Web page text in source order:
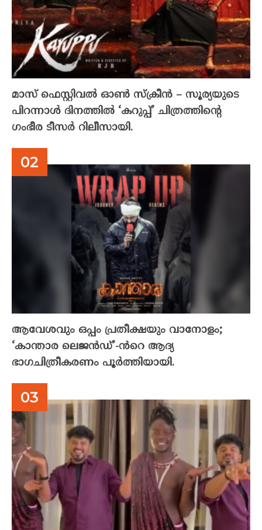
മാസ് ഫെസ്റ്റിവൽ ഓൺ സ്‌ക്രീൻ – സൂര്യയുടെ
പിറന്നാൾ ദിനത്തിൽ ‘കറുപ്പ്’ ചിത്രത്തിന്റെ
ഗംഭീര ടീസർ റിലീസായി.
ആവേശവും ഒപ്പം പ്രതീക്ഷയും വാനോളം;
‘കാന്താര ലെജൻഡ്’-ൻറെ ആദ്യ
ഭാഗചിത്രീകരണം പൂർത്തിയായി.